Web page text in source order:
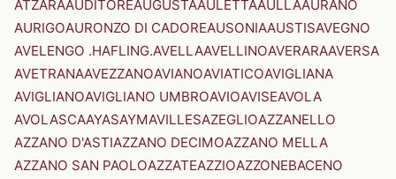
ATZARAAUDITOREAUGUSTAAULETTAAULLAAURANO
AURIGOAURONZO DI CADOREAUSONIAAUSTISAVEGNO
AVELENGO .HAFLING.AVELLAAVELLINOAVERARAAVERSA
AVETRANAAVEZZANOAVIANOAVIATICOAVIGLIANA
AVIGLIANOAVIGLIANO UMBROAVIOAVISEAVOLA
AVOLASCAAYASAYMAVILLESAZEGLIOAZZANELLO
AZZANO D'ASTIAZZANO DECIMOAZZANO MELLA
AZZANO SAN PAOLOAZZATEAZZIOAZZONEBACENO